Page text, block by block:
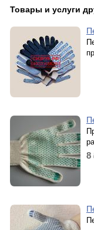
Товары и услуги
8